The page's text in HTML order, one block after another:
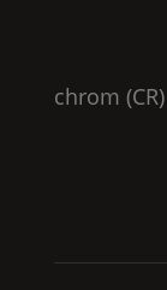
chrom (CR)